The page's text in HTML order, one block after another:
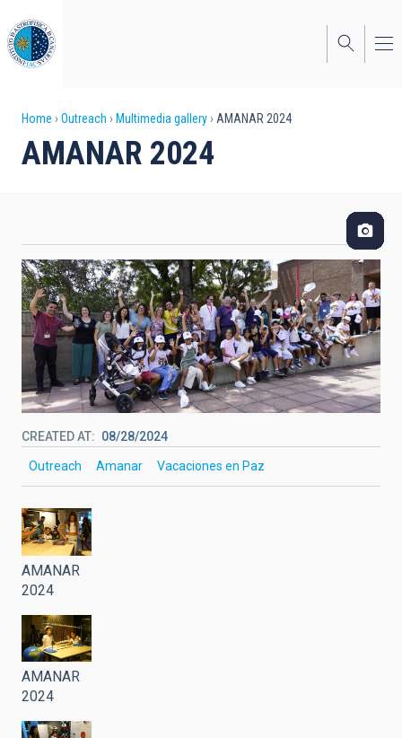
to
main
content
Breadcrumb
Home Outreach Multimedia gallery AMANAR 2024
AMANAR 2024
CREATED AT 08/28/2024
Outreach Amanar Vacaciones en Paz
AMANAR
2024
AMANAR
2024